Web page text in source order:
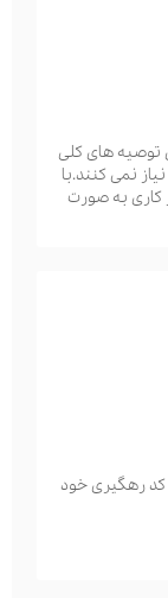
توصیه های کلی
نمی کنند.با
زیاد سوالات پاسخ شما تا 4 روز کاری به صورت
رهگیری خود